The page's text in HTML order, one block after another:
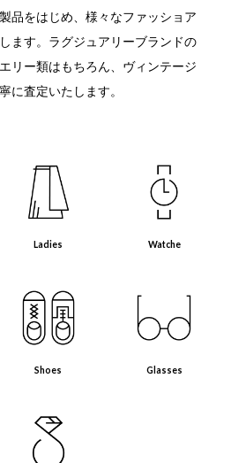
品をはじめ、様々なファッショア
ます。 ラグジュアリーブランドの
リー類はもちろん、ヴィンテージ
に査定いたします。
Ladies Watche
Shoes Glasses